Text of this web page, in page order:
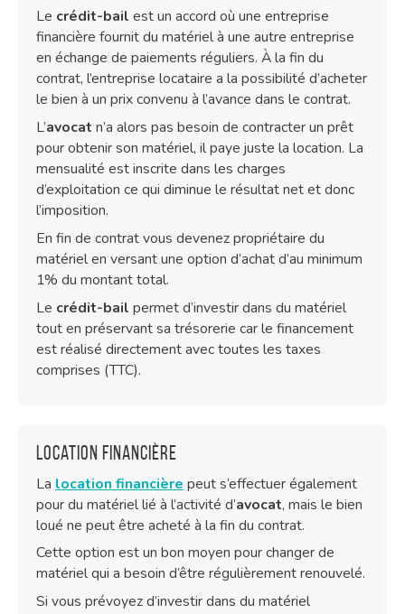
Le crédit-bail est un accord où une entreprise
financière fournit du matériel à une autre entreprise
en échange de paiements réguliers. À la fin du
contrat, l’entreprise locataire a la possibilité d’acheter
le bien à un prix convenu à l’avance dans le contrat.
L’avocat n’a alors pas besoin de contracter un prêt
pour obtenir son matériel, il paye juste la location. La
mensualité est inscrite dans les charges
d’exploitation ce qui diminue le résultat net et donc
l’imposition.
En fin de contrat vous devenez propriétaire du
matériel en versant une option d’achat d’au minimum
1% du montant total.
Le crédit-bail permet d’investir dans du matériel
tout en préservant sa trésorerie car le financement
est réalisé directement avec toutes les taxes
comprises (TTC).
Location financière
La location financière peut s’effectuer également
pour du matériel lié à l’activité d’avocat, mais le bien
loué ne peut être acheté à la fin du contrat.
Cette option est un bon moyen pour changer de
matériel qui a besoin d’être régulièrement renouvelé.
Si vous prévoyez d’investir dans du matériel